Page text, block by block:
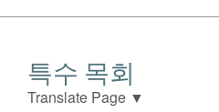
특수 목회
Translate Page ▼